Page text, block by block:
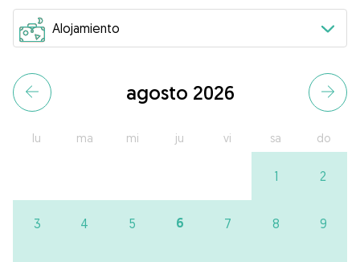
agosto 2026
lu ma mi ju vi sa do
1 2
3 4 5 6 7 8 9